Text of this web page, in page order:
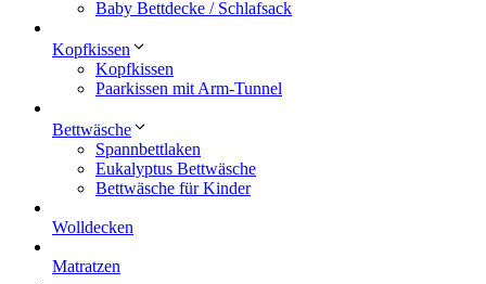
Baby Bettdecke / Schlafsack
Kopfkissen
Kopfkissen
Paarkissen mit Arm-Tunnel
Bettwäsche
Spannbettlaken
Eukalyptus Bettwäsche
Bettwäsche für Kinder
Wolldecken
Matratzen